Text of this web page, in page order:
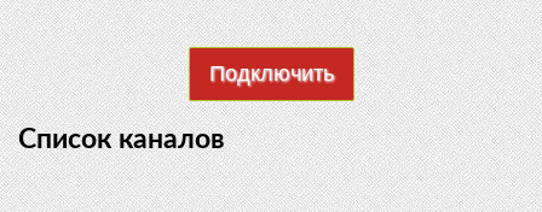
Подключить
Список каналов